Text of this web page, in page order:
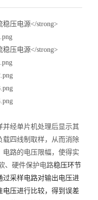
并经单片机处理后显示其
载四线制取样，从而消除
电路的电压限幅，使得实
、硬件保护电路稳压环节
过采样电路对输出电压进
电压进行比较，得到误差